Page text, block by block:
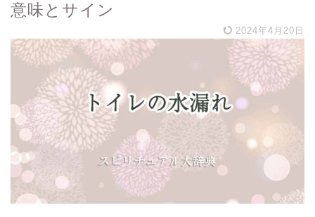
意味とサイン
2024年4月20日